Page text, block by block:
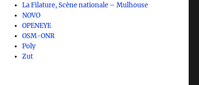
La Filature, Scène nationale – Mulhouse
NOVO
OPENEYE
OSM-ONR
Poly
Zut